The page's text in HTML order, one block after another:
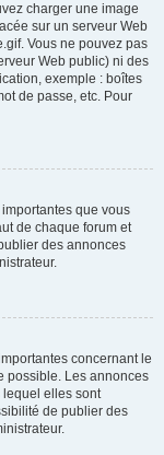
charger une image
sur un serveur Web
Vous ne pouvez pas
Web public) ni des
exemple : boîtes
de passe, etc. Pour
que vous
de chaque forum et
des annonces
concernant le
possible. Les annonces
elles sont
de publier des